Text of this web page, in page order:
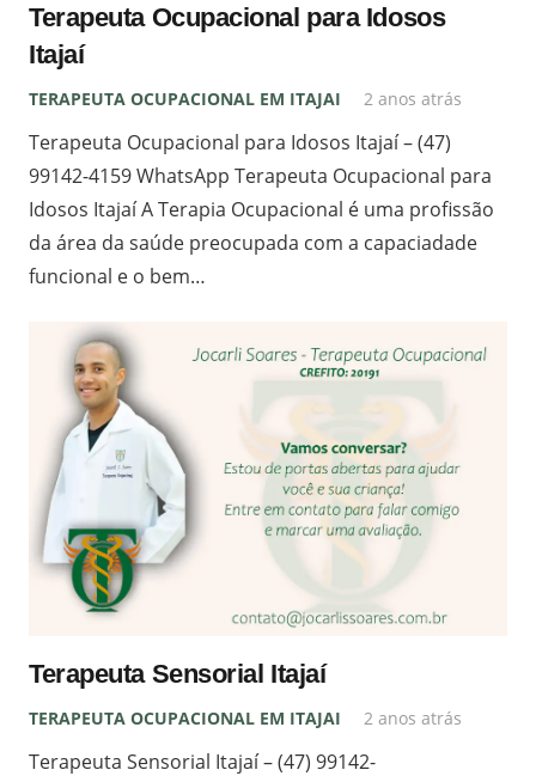
Terapeuta Ocupacional para Idosos
Itajaí
TERAPEUTA OCUPACIONAL EM ITAJAI 2 anos atrás
Terapeuta Ocupacional para Idosos Itajaí – (47)
99142-4159 WhatsApp Terapeuta Ocupacional para
Idosos Itajaí A Terapia Ocupacional é uma profissão
da área da saúde preocupada com a capaciadade
funcional e o bem…
Terapeuta Sensorial Itajaí
TERAPEUTA OCUPACIONAL EM ITAJAI 2 anos atrás
Terapeuta Sensorial Itajaí – (47) 99142-